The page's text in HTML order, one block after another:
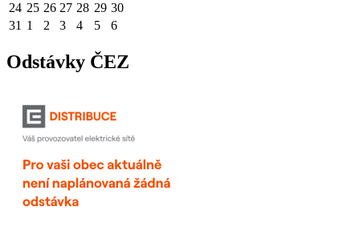
24 25 26 27 28 29 30
31 1 2 3 4 5 6
Odstávky ČEZ